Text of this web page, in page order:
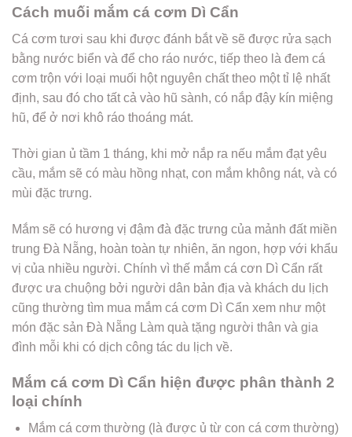
Cách muối mắm cá cơm Dì Cẩn
Cá cơm tươi sau khi được đánh bắt về sẽ được rửa sạch
bằng nước biển và để cho ráo nước, tiếp theo là đem cá
cơm trộn với loại muối hột nguyên chất theo một tỉ lệ nhất
định, sau đó cho tất cả vào hũ sành, có nắp đậy kín miệng
hũ, để ở nơi khô ráo thoáng mát.
Thời gian ủ tầm 1 tháng, khi mở nắp ra nếu mắm đạt yêu
cầu, mắm sẽ có màu hồng nhạt, con mắm không nát, và có
mùi đặc trưng.
Mắm sẽ có hương vị đậm đà đặc trưng của mảnh đất miền
trung Đà Nẵng, hoàn toàn tự nhiên, ăn ngon, hợp với khẩu
vị của nhiều người. Chính vì thế mắm cá cơn Dì Cẩn rất
được ưa chuộng bởi người dân bản địa và khách du lịch
cũng thường tìm mua mắm cá cơm Dì Cẩn xem như một
món đặc sản Đà Nẵng Làm quà tặng người thân và gia
đình mỗi khi có dịch công tác du lịch về.
Mắm cá cơm Dì Cẩn hiện được phân thành 2
loại chính
Mắm cá cơm thường (là được ủ từ con cá cơm thường)